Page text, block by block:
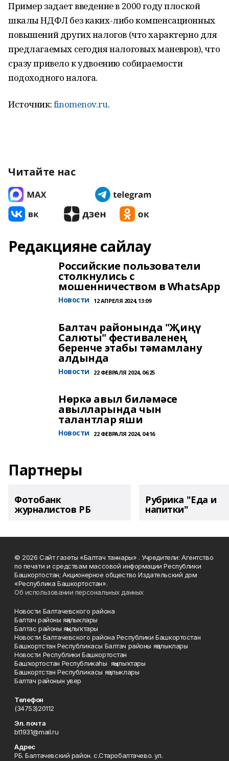
Пример задает введение в 2000 году плоской
шкалы НДФЛ без каких-либо компенсационных
повышений других налогов (что характерно для
предлагаемых сегодня налоговых маневров), что
сразу привело к удвоению собираемости
подоходного налога.
Источник:finomenov.ru.
Читайте нас
Редакцияне сайлау
Российские пользователи
столкнулись с
мошенничеством в WhatsApp
Новости 12 АПРЕЛЯ 2024, 13:09
Балтач районында "Җиңү
Салюты" фестиваленең
беренче этабы тәмамлану
алдында
Новости 22 ФЕВРАЛЯ 2024, 06:25
Нөркә авыл биләмәсе
авылларында чын
талантлар яши
Новости 22 ФЕВРАЛЯ 2024, 04:16
Партнеры
Фотобанк
журналистов РБ
Рубрика "Еда и
напитки"
© 2026 Сайт газеты «Балтач таннары» . Учредители: Агентство
по печати и средствам массовой информации Республики
Башкортостан; Акционерное общество Издательский дом
«Республика Башкортостан».
Об использовании персональных данных
Новости Балтачевского района
Балтач районы яңалыклары
Балтас районы яңылыҡтары
Новости Балтачевского района Республики Башкортостан
Башкортстан Республикасы Балтач районы яңалыклары
Новости Республики Башкортостан
Башҡортостан Республикаһы яңылыҡтары
Башкортстан Республикасы яңалыклары
Балтач районын увер
Телефон
(34753)20112
Эл. почта
bt1931@mail.ru
Адрес
РБ. Балтачевский район. с.Старобалтачево. ул.